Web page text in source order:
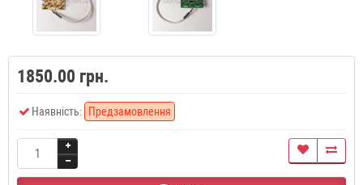
1850.00 грн.
Наявність: Предзамовлення